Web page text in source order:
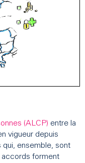
(ALCP) entre la
vigueur depuis
qui, ensemble, sont
accords forment